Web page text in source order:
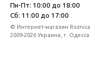
Пн-Пт: 10:00 до 18:00
Сб: 11:00 до 17:00
© Интернет-магазин Roznica
2009-2026 Украина, г. Одесса